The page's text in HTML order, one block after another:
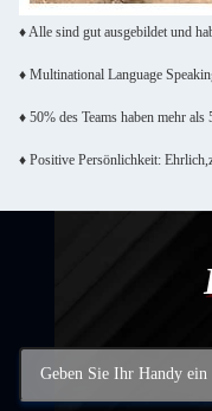
♦ Alle sind gut ausgebildet und
♦ Multinational Language
♦ 50% des Teams haben mehr
♦ Positive Persönlichkeit: